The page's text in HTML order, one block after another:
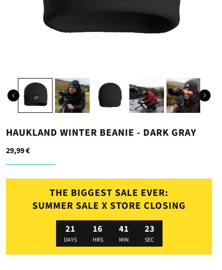
HAUKLAND WINTER BEANIE - DARK GRAY
29,99 €
THE BIGGEST SALE EVER:
SUMMER SALE X STORE CLOSING
21
DAYS
16
HRS
41
MIN
23
SEC